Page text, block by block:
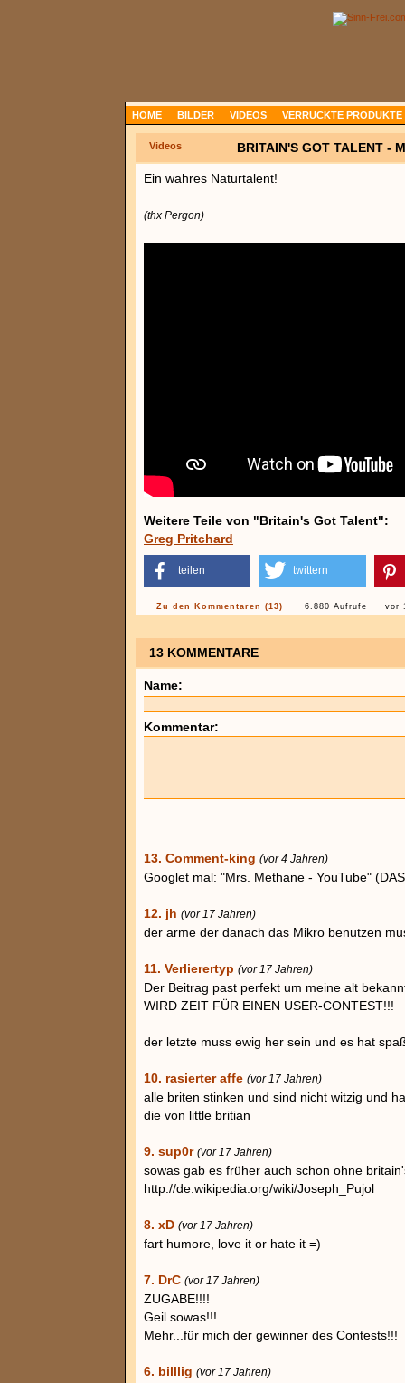
HOME BILDER VIDEOS VERRÜCKTE PRODUKTE
Videos BRITAIN'S GOT TALENT -
Ein wahres Naturtalent!
(thx Pergon)
Weitere Teile von "Britain's Got Talent":
Greg Pritchard
teilen twittern
Zu den Kommentaren (13) 6.880 Aufrufe vor
13 KOMMENTARE
Name:
Kommentar:
13. Comment-king (vor 4 Jahren)
Googlet mal: "Mrs. Methane - YouTube"
12. jh (vor 17 Jahren)
der arme der danach das Mikro benutzen
11. Verlierertyp (vor 17 Jahren)
Der Beitrag past perfekt um meine alt
WIRD ZEIT FÜR EINEN USER-CONTEST!!!
der letzte muss ewig her sein und es hat
10. rasierter affe (vor 17 Jahren)
alle briten stinken und sind nicht witzig und
die von little britian
9. sup0r (vor 17 Jahren)
sowas gab es früher auch schon ohne
http://de.wikipedia.org/wiki/Joseph_Pujol
8. xD (vor 17 Jahren)
fart humore, love it or hate it =)
7. DrC (vor 17 Jahren)
ZUGABE!!!!
Geil sowas!!!
Mehr...für mich der gewinner des Contests!!!
6. billlig (vor 17 Jahren)